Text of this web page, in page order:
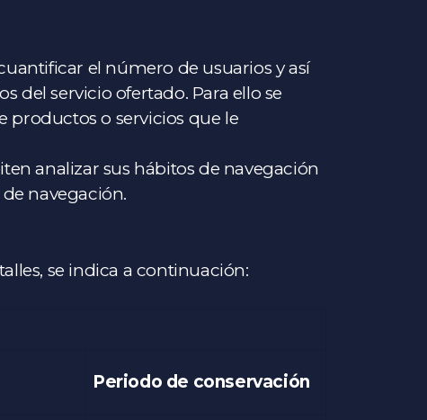
el número de usuarios y así
del servicio ofertado. Para ello se
productos o servicios que le
analizar sus hábitos de navegación
navegación.
se indica a continuación:
Periodo de conservación